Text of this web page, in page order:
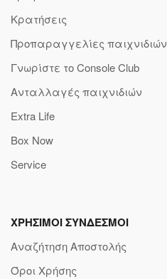
Κρατήσεις
Προπαραγγελίες παιχνιδιών
Γνωρίστε το Console Club
Ανταλλαγές παιχνιδιών
Extra Life
Box Now
Service
ΧΡΗΣΙΜΟΙ ΣΥΝΔΕΣΜΟΙ
Αναζήτηση Αποστολής
Όροι Χρήσης